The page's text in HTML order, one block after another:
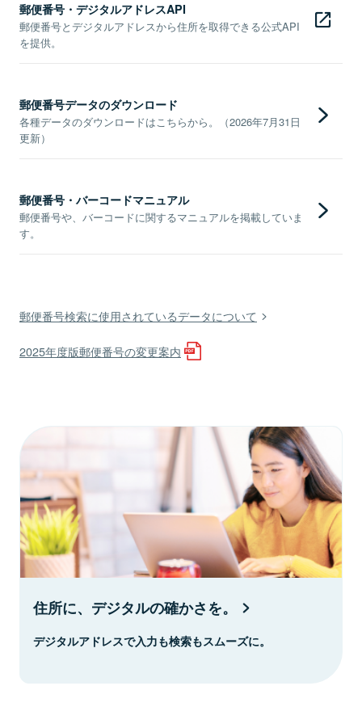
郵便番号・デジタルアドレスAPI
郵便番号とデジタルアドレスから住所を取得できる公式API
を提供。
郵便番号データのダウンロード
各種データのダウンロードはこちらから。（2026年7月31日
更新）
郵便番号・バーコードマニュアル
郵便番号や、バーコードに関するマニュアルを掲載していま
す。
郵便番号検索に使用されているデータについて
2025年度版郵便番号の変更案内
住所に、デジタルの確かさを。
デジタルアドレスで入力も検索もスムーズに。